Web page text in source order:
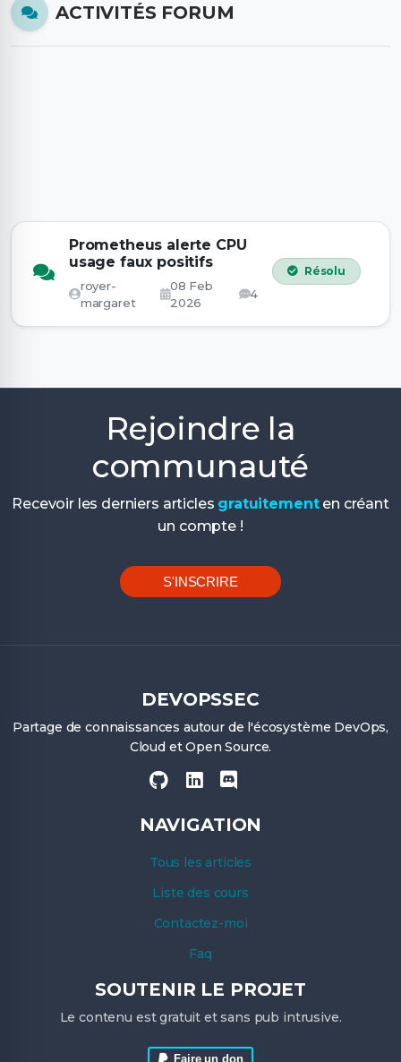
ACTIVITÉS FORUM
Prometheus alerte CPU
usage faux positifs
royer-
margaret
08 Feb
2026
4
Résolu
Rejoindre la
communauté
Recevoir les derniers articles gratuitementen créant
un compte !
S'INSCRIRE
DEVOPSSEC
Partage de connaissances autour de l'écosystème DevOps,
Cloud et Open Source.
NAVIGATION
Tous les articles
Liste des cours
Contactez-moi
Faq
SOUTENIR LE PROJET
Le contenu est gratuit et sans pub intrusive.
Faire un don